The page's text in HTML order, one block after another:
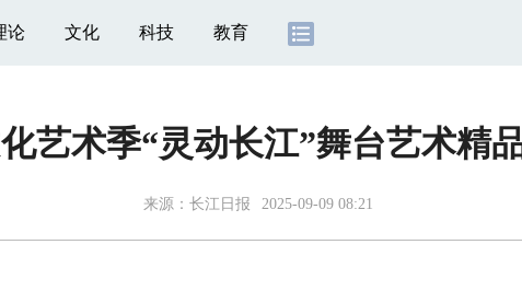
论 文化 科技 教育
艺术季“灵动长江”舞台艺术精
来源： 长江日报 2025-09-09 08:21